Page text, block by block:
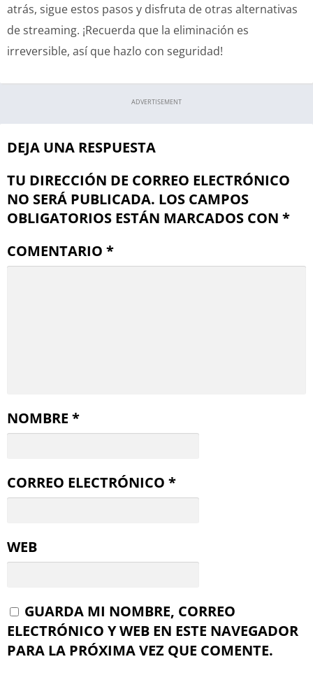
atrás, sigue estos pasos y disfruta de otras alternativas
de streaming. ¡Recuerda que la eliminación es
irreversible, así que hazlo con seguridad!
ADVERTISEMENT
DEJA UNA RESPUESTA
TU DIRECCIÓN DE CORREO ELECTRÓNICO
NO SERÁ PUBLICADA. LOS CAMPOS
OBLIGATORIOS ESTÁN MARCADOS CON *
COMENTARIO *
NOMBRE *
CORREO ELECTRÓNICO *
WEB
GUARDA MI NOMBRE, CORREO
ELECTRÓNICO Y WEB EN ESTE NAVEGADOR
PARA LA PRÓXIMA VEZ QUE COMENTE.